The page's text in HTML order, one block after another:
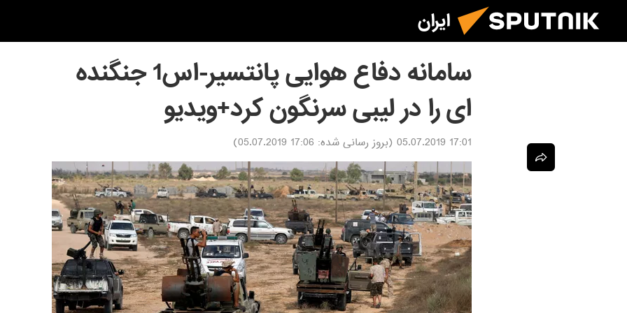
ایران
سامانه دفاع هوایی پانتسیر-اس1 جنگنده
ای را در لیبی سرنگون کرد+ویدیو
17:01 05.07.2019 (بروز رسانی شده: 17:06 05.07.2019
)